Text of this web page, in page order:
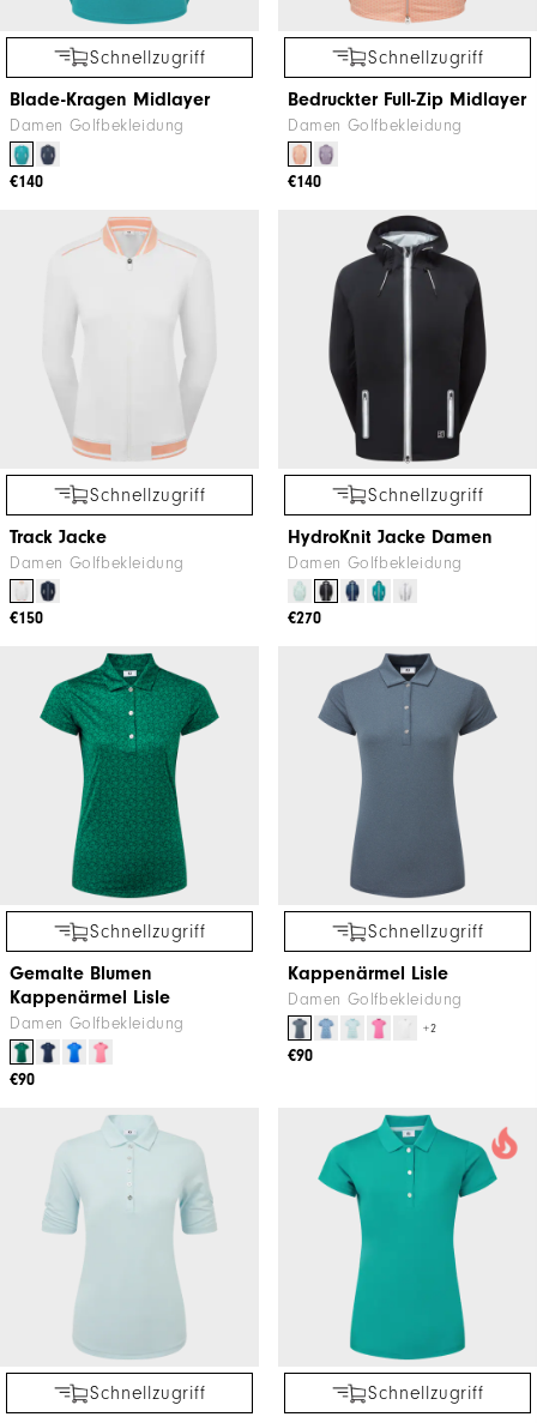
Schnellzugriff
Blade-Kragen Midlayer
Damen Golfbekleidung
€140
Schnellzugriff
Bedruckter Full-Zip Midlayer
Damen Golfbekleidung
€140
Schnellzugriff
Track Jacke
Damen Golfbekleidung
€150
Schnellzugriff
HydroKnit Jacke Damen
Damen Golfbekleidung
€270
Schnellzugriff
Gemalte Blumen
Kappenärmel Lisle
Damen Golfbekleidung
€90
Schnellzugriff
Kappenärmel Lisle
Damen Golfbekleidung
+2
€90
Schnellzugriff
Schnellzugriff